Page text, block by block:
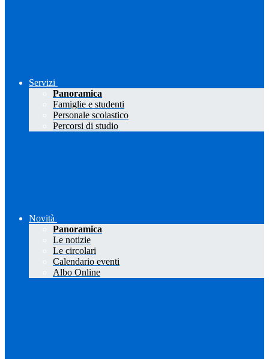
Servizi
Panoramica
Famiglie e studenti
Personale scolastico
Percorsi di studio
Novità
Panoramica
Le notizie
Le circolari
Calendario eventi
Albo Online